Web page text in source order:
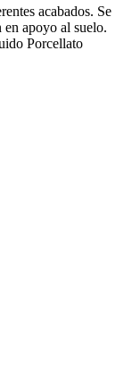
acabados. Se
apoyo al suelo.
Porcellato